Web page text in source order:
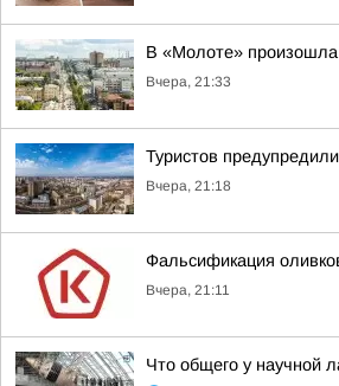
В «Молоте» произошла
Вчера, 21:33
Туристов
Вчера, 21:18
Фальсификация
Вчера, 21:11
Что общего у научной